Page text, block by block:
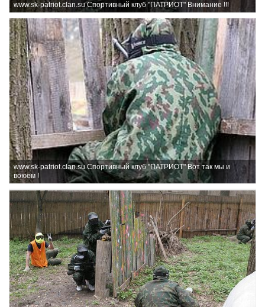
www.sk-patriot.clan.su Спортивный клуб "ПАТРИОТ" Внимание !!!
www.sk-patriot.clan.su Спортивный клуб "ПАТРИОТ" Вот так мы и
воюем !